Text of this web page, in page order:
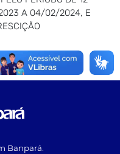
A 04/02/2024, E
Banpará.